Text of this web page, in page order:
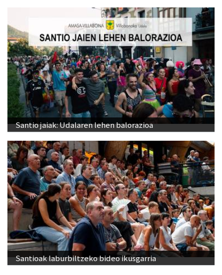
Santio jaiak: Udalaren lehen balorazioa
Santioak laburbiltzeko bideo ikusgarria